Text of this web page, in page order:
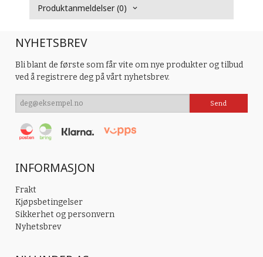
Produktanmeldelser (0)
NYHETSBREV
Bli blant de første som får vite om nye produkter og tilbud
ved å registrere deg på vårt nyhetsbrev.
INFORMASJON
Frakt
Kjøpsbetingelser
Sikkerhet og personvern
Nyhetsbrev